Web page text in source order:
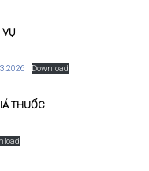
VỤ
Download
THUỐC